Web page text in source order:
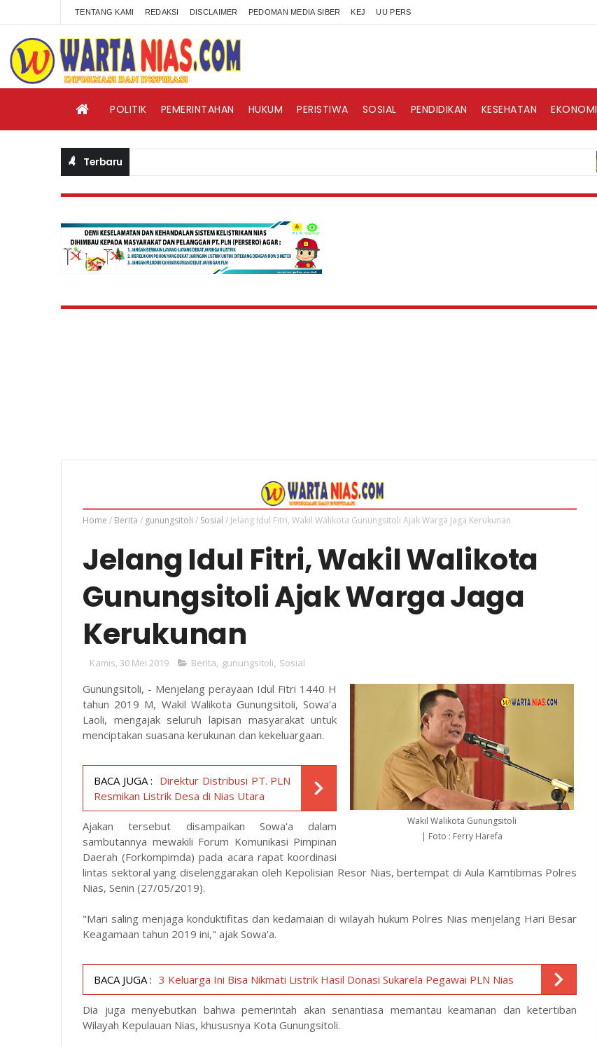
TENTANG KAMI REDAKSI DISCLAIMER PEDOMAN MEDIA SIBER KEJ UU PERS
POLITIK PEMERINTAHAN HUKUM PERISTIWA SOSIAL PENDIDIKAN KESEHATAN EKONOMI
Terbaru
Home / Berita / gunungsitoli / Sosial / Jelang Idul Fitri, Wakil Walikota Gunungsitoli Ajak Warga Jaga Kerukunan
Jelang Idul Fitri, Wakil Walikota
Gunungsitoli Ajak Warga Jaga
Kerukunan
Kamis, 30 Mei 2019 Berita gunungsitoli Sosial
Wakil Walikota Gunungsitoli
| Foto : Ferry Harefa
Gunungsitoli, - Menjelang perayaan Idul Fitri 1440 H
tahun 2019 M, Wakil Walikota Gunungsitoli, Sowa'a
Laoli, mengajak seluruh lapisan masyarakat untuk
menciptakan suasana kerukunan dan kekeluargaan.
BACA JUGA : Direktur Distribusi PT. PLN
Resmikan Listrik Desa di Nias Utara
Ajakan tersebut disampaikan Sowa'a dalam
sambutannya mewakili Forum Komunikasi Pimpinan
Daerah (Forkompimda) pada acara rapat koordinasi
lintas sektoral yang diselenggarakan oleh Kepolisian Resor Nias, bertempat di Aula Kamtibmas Polres
Nias, Senin (27/05/2019).
"Mari saling menjaga konduktifitas dan kedamaian di wilayah hukum Polres Nias menjelang Hari Besar
Keagamaan tahun 2019 ini," ajak Sowa'a.
BACA JUGA : 3 Keluarga Ini Bisa Nikmati Listrik Hasil Donasi Sukarela Pegawai PLN Nias
Dia juga menyebutkan bahwa pemerintah akan senantiasa memantau keamanan dan ketertiban
Wilayah Kepulauan Nias, khususnya Kota Gunungsitoli.